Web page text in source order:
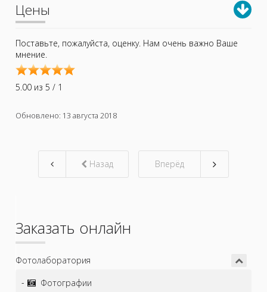
Цены
User
Rating:
5.00
/
Поставьте, пожалуйста, оценку. Нам очень важно Ваше
мнение.
5.00 из 5 / 1
Thank
Обновлено: 13 августа 2018
Назад Вперёд
Заказать онлайн
Фотолаборатория
Фотографии